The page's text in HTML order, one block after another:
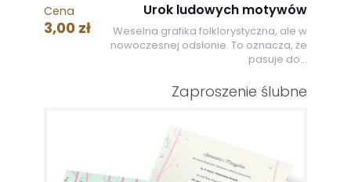
Cena
3,00 zł
Urok ludowych motywów
Weselna grafika folklorystyczna, ale w
nowoczesnej odsłonie. To oznacza, że
pasuje do...
Zaproszenie ślubne